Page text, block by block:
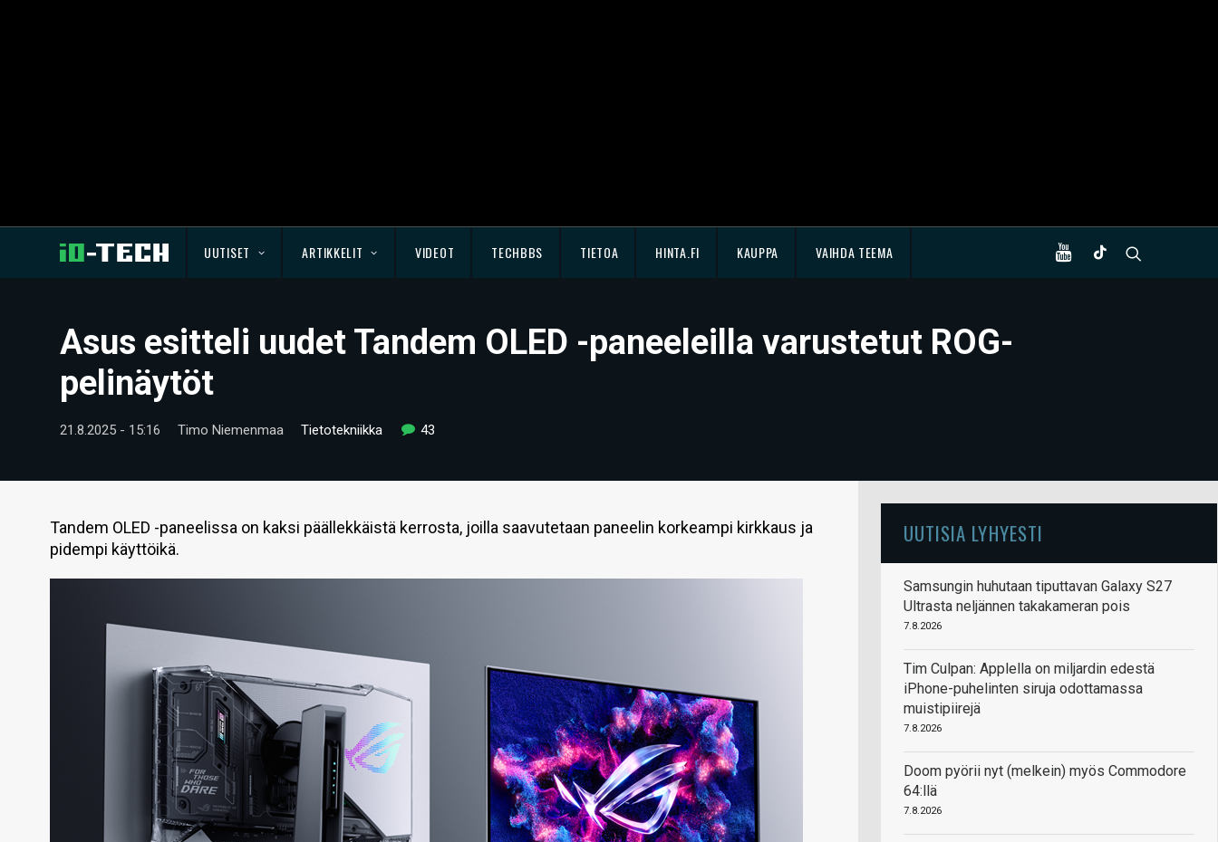
UUTISET ARTIKKELIT VIDEOT TECHBBS TIETOA HINTA.FI KAUPPA VAIHDA TEEMA
Asus esitteli uudet Tandem OLED -paneeleilla varustetut ROG-
pelinäytöt
21.8.2025 - 15:16 Timo Niemenmaa Tietotekniikka 43
Tandem OLED -paneelissa on kaksi päällekkäistä kerrosta, joilla saavutetaan paneelin korkeampi kirkkaus ja
pidempi käyttöikä.
UUTISIA LYHYESTI
Samsungin huhutaan tiputtavan Galaxy S27
Ultrasta neljännen takakameran pois
7.8.2026
Tim Culpan: Applella on miljardin edestä
iPhone-puhelinten siruja odottamassa
muistipiirejä
7.8.2026
Doom pyörii nyt (melkein) myös Commodore
64:llä
7.8.2026